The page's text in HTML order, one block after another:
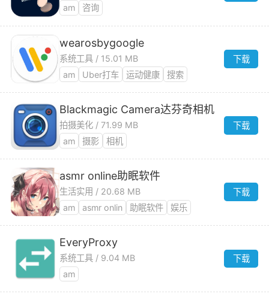
am
咨询
wearosbygoogle
系统工具 / 15.01 MB
am
Uber打车 运动健康 搜索
下载
Blackmagic Camera达芬奇相机
拍摄美化 / 71.99 MB
am
摄影 相机
下载
asmr online助眠软件
生活实用 / 20.68 MB
am
asmr onlin 助眠软件 娱乐
下载
EveryProxy
系统工具 / 9.04 MB
am
下载